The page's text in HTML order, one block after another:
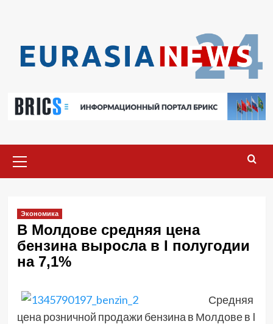
меню
Экономика
В Молдове средняя цена
бензина выросла в I полугодии
на 7,1%
Средняя
цена розничной продажи бензина в Молдове в I